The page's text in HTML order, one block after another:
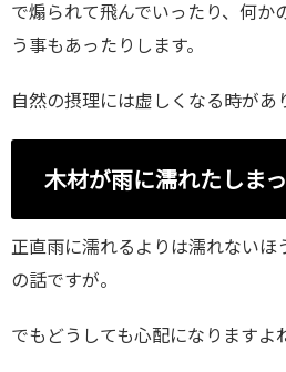
で煽られて飛んでいったり、何か
う事もあったりします。
自然の摂理には虚しくなる時が
木材が雨に濡れたしま
正直雨に濡れるよりは濡れないほ
の話ですが。
でもどうしても心配になりますよ